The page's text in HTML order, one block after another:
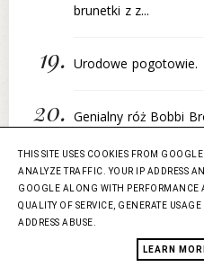
brunetki z z...
Urodowe pogotowie.
Genialny róż Bobbi
Makijaż: mat i błysk.
Giweaway.
THIS SITE USES COOKIES FROM
ANALYZE TRAFFIC. YOUR IP ADDRESS
GOOGLE ALONG WITH PERFORMANCE
QUALITY OF SERVICE, GENERATE
ADDRESS ABUSE.
LEARN